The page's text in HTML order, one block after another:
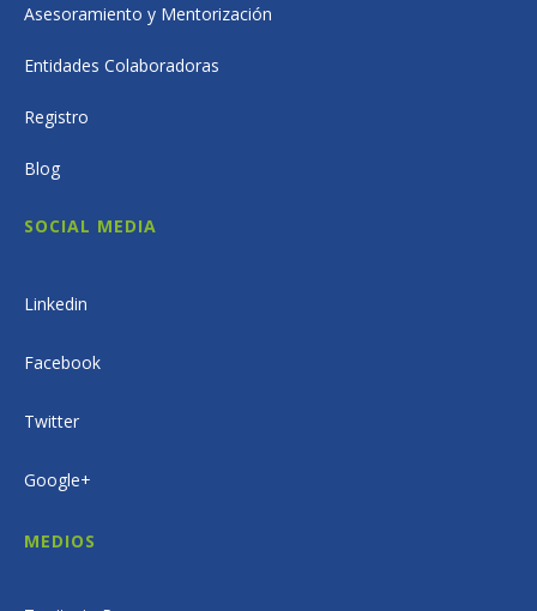
Asesoramiento y Mentorización
Entidades Colaboradoras
Registro
Blog
SOCIAL MEDIA
Linkedin
Facebook
Twitter
Google+
MEDIOS